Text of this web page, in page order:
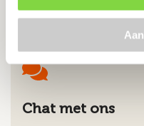
Chat met ons